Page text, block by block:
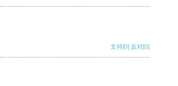
支持[0] 反对[0]